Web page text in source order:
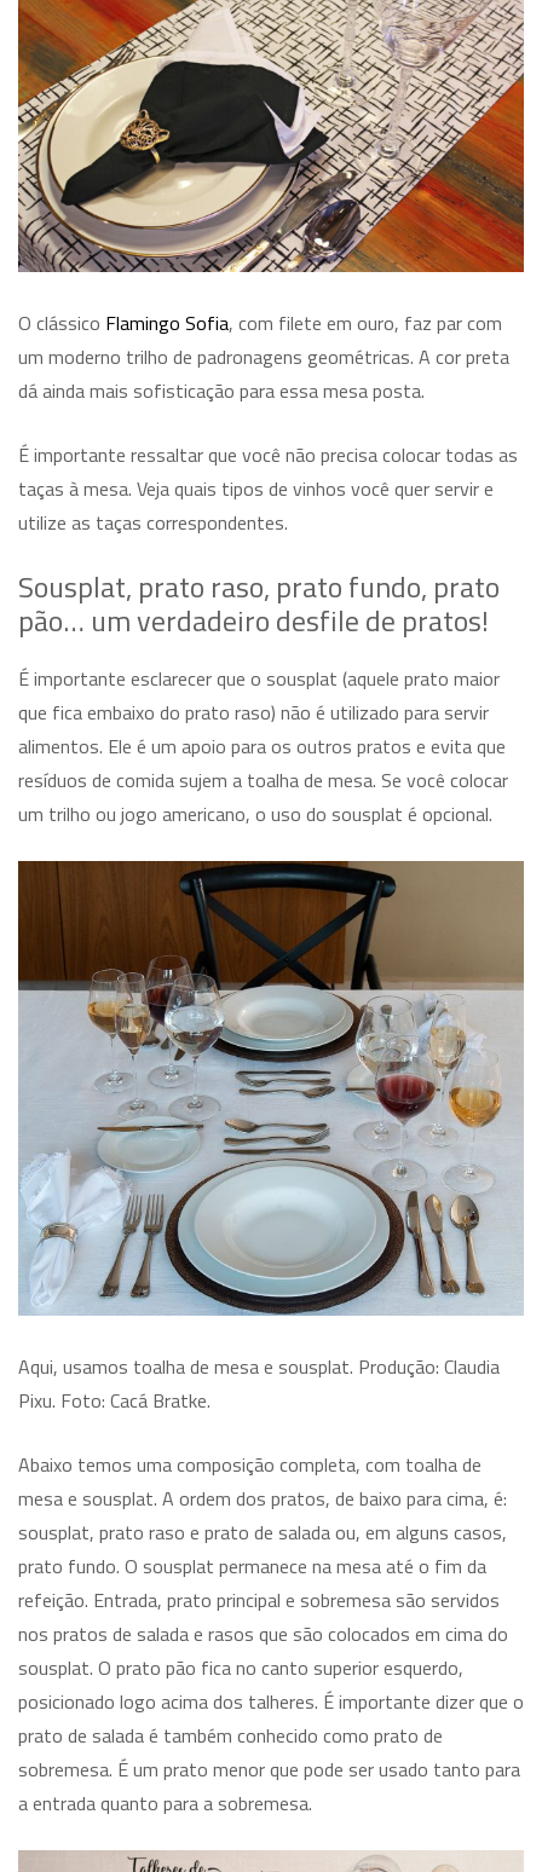
O clássico Flamingo Sofia, com filete em ouro, faz par com
um moderno trilho de padronagens geométricas. A cor preta
dá ainda mais sofisticação para essa mesa posta.
É importante ressaltar que você não precisa colocar todas as
taças à mesa. Veja quais tipos de vinhos você quer servir e
utilize as taças correspondentes.
Sousplat, prato raso, prato fundo, prato
pão… um verdadeiro desfile de pratos!
É importante esclarecer que o sousplat (aquele prato maior
que fica embaixo do prato raso) não é utilizado para servir
alimentos. Ele é um apoio para os outros pratos e evita que
resíduos de comida sujem a toalha de mesa. Se você colocar
um trilho ou jogo americano, o uso do sousplat é opcional.
Aqui, usamos toalha de mesa e sousplat. Produção: Claudia
Pixu. Foto: Cacá Bratke.
Abaixo temos uma composição completa, com toalha de
mesa e sousplat. A ordem dos pratos, de baixo para cima, é:
sousplat, prato raso e prato de salada ou, em alguns casos,
prato fundo. O sousplat permanece na mesa até o fim da
refeição. Entrada, prato principal e sobremesa são servidos
nos pratos de salada e rasos que são colocados em cima do
sousplat. O prato pão fica no canto superior esquerdo,
posicionado logo acima dos talheres. É importante dizer que o
prato de salada é também conhecido como prato de
sobremesa. É um prato menor que pode ser usado tanto para
a entrada quanto para a sobremesa.